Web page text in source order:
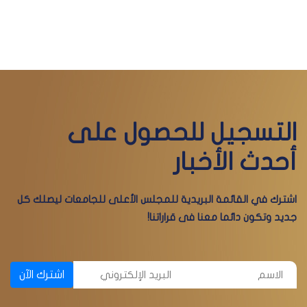
التسجيل للحصول على
أحدث الأخبار
اشترك في القائمة البريدية للمجلس الأعلى للجامعات ليصلك كل
جديد وتكون دائما معنا فى قراراتنا!
اشترك الآن